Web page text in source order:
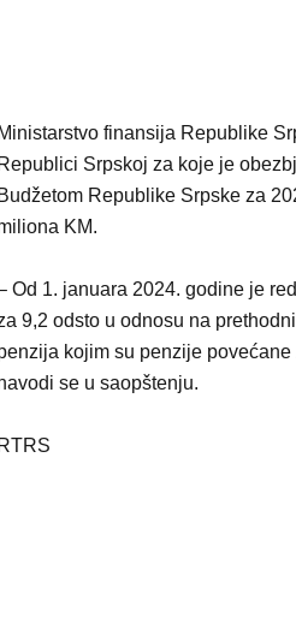
Ministarstvo finansija Republike
Republici Srpskoj za koje je
Budžetom Republike Srpske za
KM.
Od 1. januara 2024. godine je
9,2 odsto u odnosu na
kojim su penzije
se u saopštenju.
RTRS